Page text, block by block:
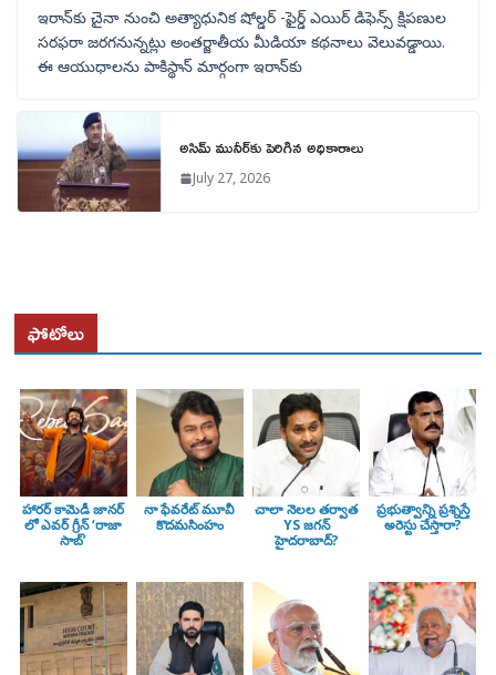
ఇరాన్‌కు చైనా నుంచి అత్యాధునిక షోల్డర్‌ -ఫైర్డ్ ఎయిర్ డిఫెన్స్ క్షిపణుల
సరఫరా జరగనున్నట్లు అంతర్జాతీయ మీడియా కథనాలు వెలువడ్డాయి.
ఈ ఆయుధాలను పాకిస్థాన్‌ మార్గంగా ఇరాన్‌కు
అసిమ్ మునీర్‌కు పెరిగిన అధికారాలు
July 27, 2026
ఫోటోలు
హారర్ కామెడీ జానర్
లో ఎవర్ గ్రీన్ ‘రాజా
సాబ్’
నా ఫేవరేట్ మూవీ
కొదమసింహం
చాలా నెలల తర్వాత
YS జగన్
హైదరాబాద్?
ప్రభుత్వాన్ని ప్రశ్నిస్తే
అరెస్టు చేస్తారా?